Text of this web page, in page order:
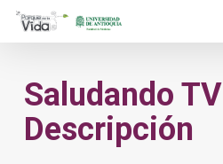
Skip
contentSaludando TV
Descripción